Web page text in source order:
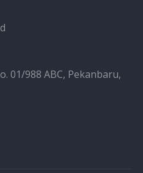
01/988 ABC, Pekanbaru,